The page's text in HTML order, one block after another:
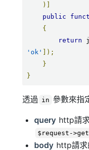
)]
public
{
return
'ok' ]);
}
}
透過 in 參數來指
queryhttp請求
$request-
bodyhttp請求